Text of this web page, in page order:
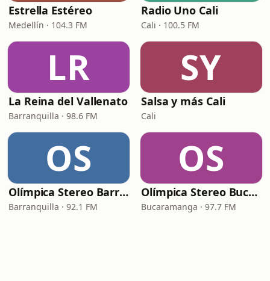
Estrella Estéreo
Medellín · 104.3 FM
Radio Uno Cali
Cali · 100.5 FM
LR
La Reina del Vallenato
Barranquilla · 98.6 FM
SY
Salsa y más Cali
Cali
OS
Olímpica Stereo Barranquilla
Barranquilla · 92.1 FM
OS
Olímpica Stereo Bucaramanga
Bucaramanga · 97.7 FM